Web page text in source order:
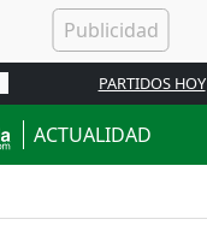
PARTIDOS HOY
ACTUALIDAD